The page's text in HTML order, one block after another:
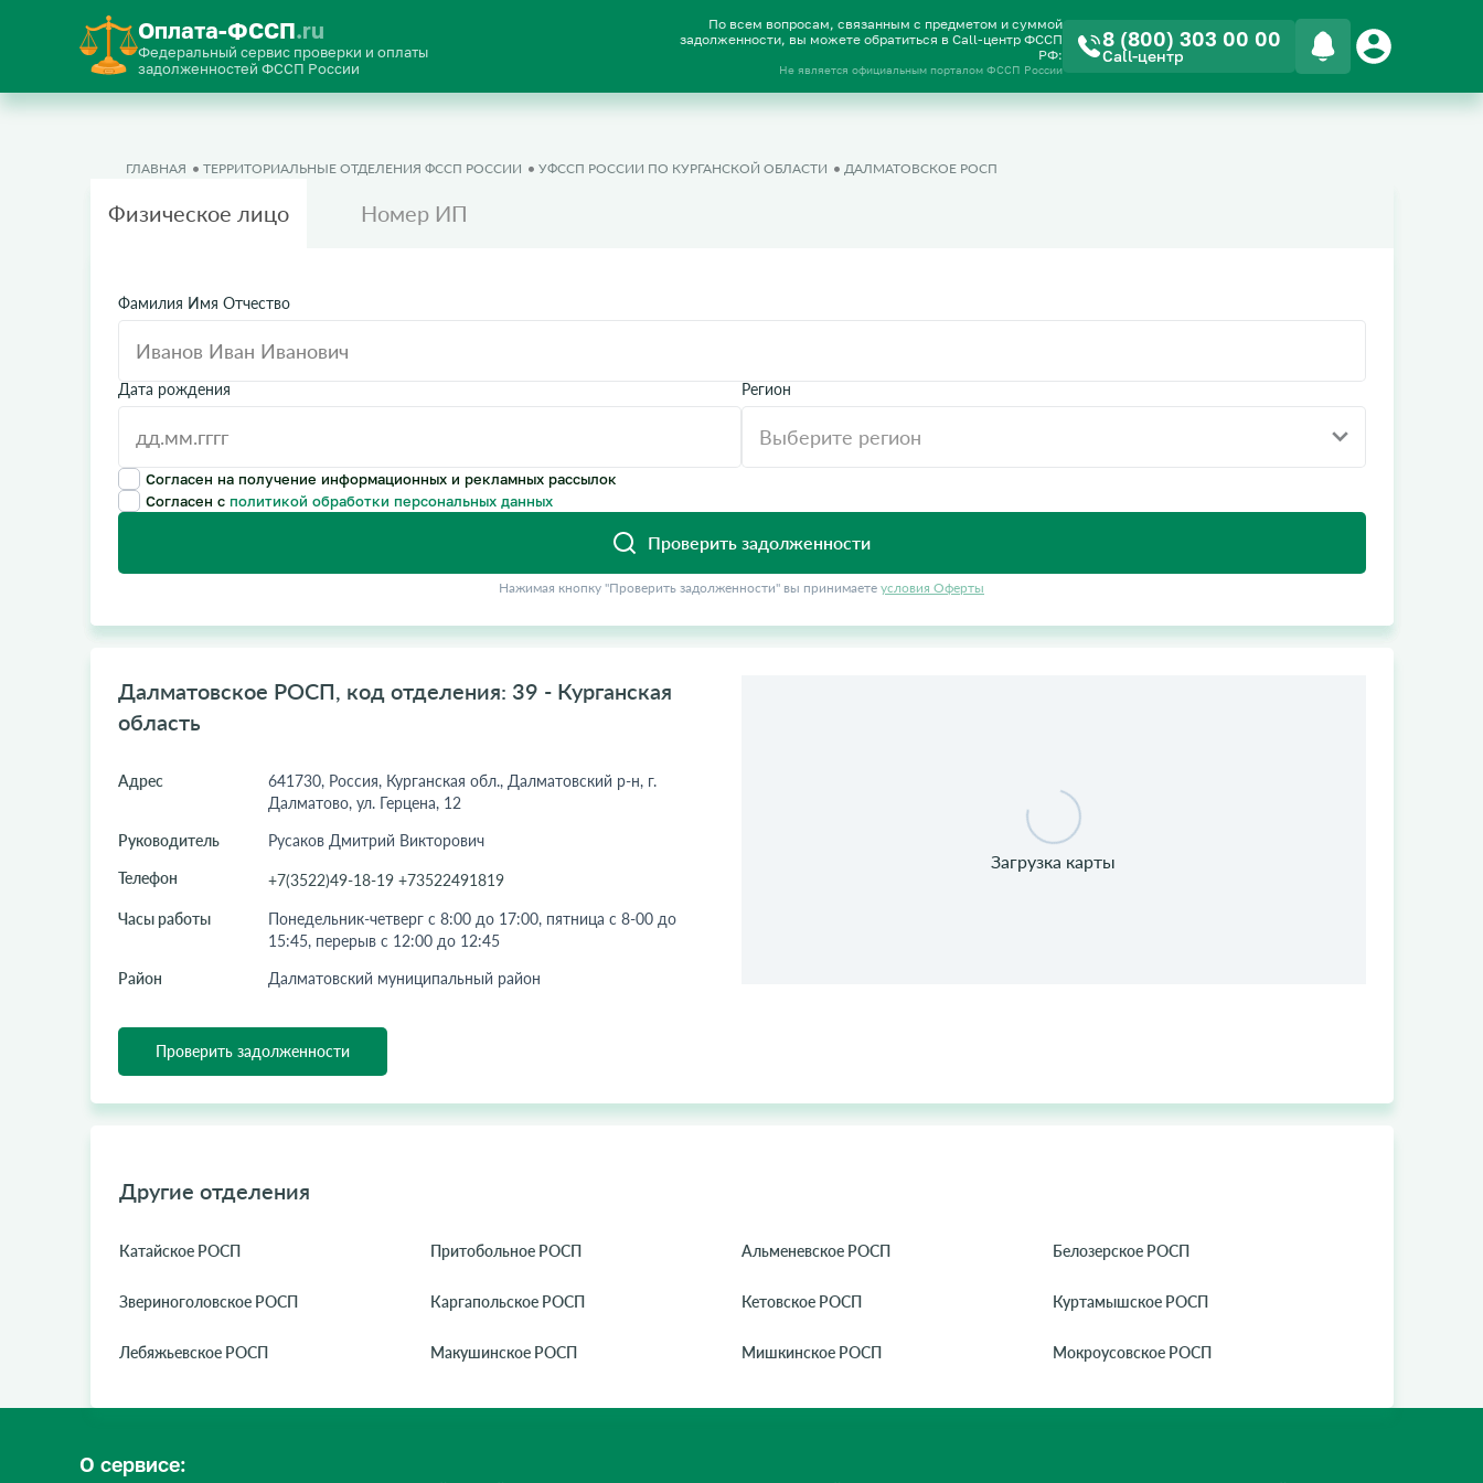
Оплата-ФССП.ru
Федеральный сервис проверки и оплаты
задолженностей ФССП России
По всем вопросам, связанным с предметом и суммой
задолженности, вы можете обратиться в Call-центр ФССП
РФ:
Не является официальным порталом ФССП России
8 (800) 303 00 00
Call-центр
ГЛАВНАЯ ТЕРРИТОРИАЛЬНЫЕ ОТДЕЛЕНИЯ ФССП РОССИИ УФССП РОССИИ ПО КУРГАНСКОЙ ОБЛАСТИ ДАЛМАТОВСКОЕ РОСП
Физическое лицо Номер ИП
Фамилия Имя Отчество
Дата рождения Регион
Согласен на получение информационных и рекламных рассылок
Согласен с политикой обработки персональных данных
Проверить задолженности
Нажимая кнопку "Проверить задолженности" вы принимаете условия Оферты
Далматовское РОСП, код отделения: 39 - Курганская
область
Адрес
641730, Россия, Курганская обл., Далматовский р-н, г.
Далматово, ул. Герцена, 12
Руководитель
Русаков Дмитрий Викторович
Телефон
+7(3522)49-18-19 +73522491819
Часы работы
Понедельник-четверг с 8:00 до 17:00, пятница с 8-00 до
15:45, перерыв с 12:00 до 12:45
Район
Далматовский муниципальный район
Проверить задолженности
Другие отделения
Катайское РОСП Притобольное РОСП Альменевское РОСП Белозерское РОСП
Звериноголовское РОСП Каргапольское РОСП Кетовское РОСП Куртамышское РОСП
Лебяжьевское РОСП Макушинское РОСП Мишкинское РОСП Мокроусовское РОСП
О сервисе: